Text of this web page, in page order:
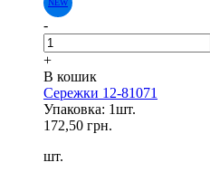
-
+
В кошик
Сережки 12-81071
Упаковка: 1шт.
172,50 грн.
шт.